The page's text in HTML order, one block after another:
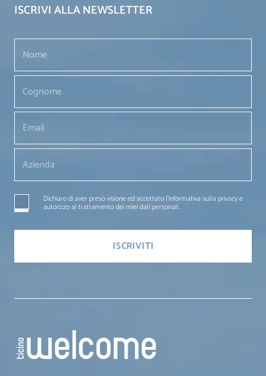
ISCRIVI ALLA NEWSLETTER
Dichiaro di aver preso visione ed accettato l'informativa sulla privacy e
autorizzo al trattamento dei miei dati personali.